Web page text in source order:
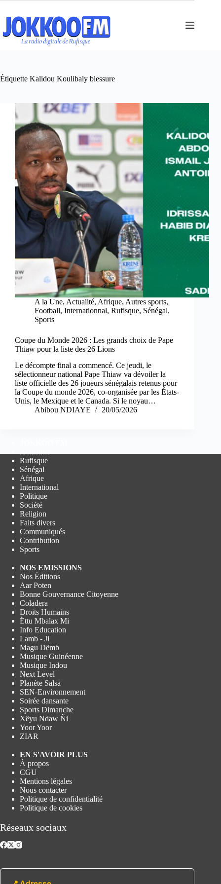
contenu
Étiquette Kalidou Koulibaly blessure
A la Une, Actualité, Afrique, Autres sports,
Football, Internationnal, Rufisque, Sénégal,
Sports
Coupe du Monde 2026 : Les grands choix de Pape
Thiaw pour la liste des 26 Lions
Le décompte final a commencé. Ce jeudi, le
sélectionneur national Pape Thiaw va dévoiler la
liste officielle des 26 joueurs sénégalais retenus pour
la Coupe du monde 2026, co-organisée par les États-
Unis, le Mexique et le Canada. Si le noyau…
Abibou NDIAYE
20/05/2026
Rufisque
Sénégal
Afrique
International
Politique
Société
Religion
Faits divers
Communiqués
Contribution
Sports
NOS EMISSIONS
Nos Éditions
Aar Poten
Bonne Gouvernance Citoyenne
Coladera
Droits Humains
Ëttu Mbalax Mi
Info Education
Lamb - Ji
Magu Dëmb
Musique Guinéenne
Musique Indou
Next Level
Planète Salsa
SEN-Environnement
Soirée dansante
Sports Dimanche
Xëyu Ndaw Ñi
Yoor Yoor
ZIAR
EN S'AVOIR PLUS
À propos
CGU
Mentions légales
Nous contacter
Politique de confidentialité
Politique de cookies
Réseaux sociaux